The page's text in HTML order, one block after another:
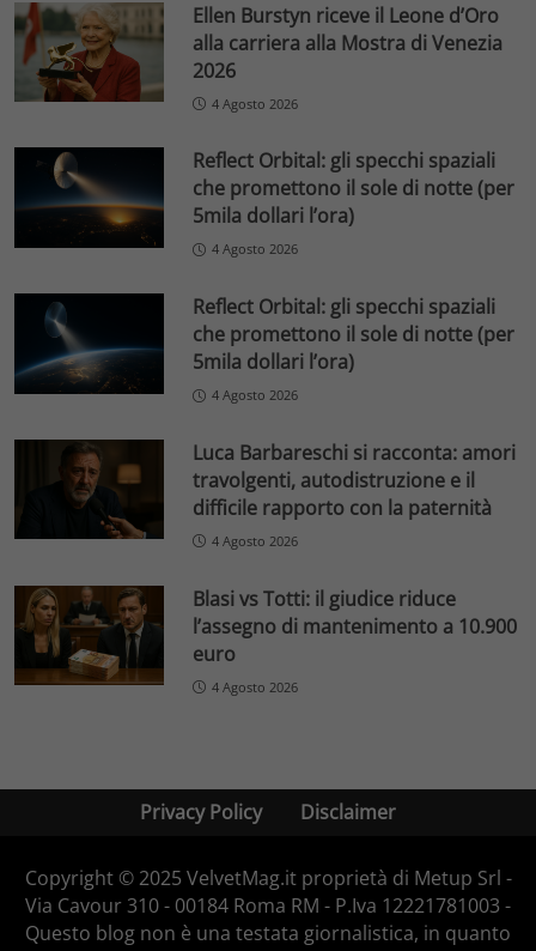
Ellen Burstyn riceve il Leone d’Oro
alla carriera alla Mostra di Venezia
2026
4 Agosto 2026
Reflect Orbital: gli specchi spaziali
che promettono il sole di notte (per
5mila dollari l’ora)
4 Agosto 2026
Reflect Orbital: gli specchi spaziali
che promettono il sole di notte (per
5mila dollari l’ora)
4 Agosto 2026
Luca Barbareschi si racconta: amori
travolgenti, autodistruzione e il
difficile rapporto con la paternità
4 Agosto 2026
Blasi vs Totti: il giudice riduce
l’assegno di mantenimento a 10.900
euro
4 Agosto 2026
Privacy Policy Disclaimer
Copyright © 2025 VelvetMag.it proprietà di Metup Srl -
Via Cavour 310 - 00184 Roma RM - P.Iva 12221781003 -
Questo blog non è una testata giornalistica, in quanto